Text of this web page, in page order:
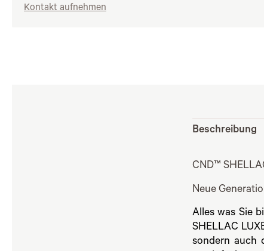
Kontakt aufnehmen
Beschreibung
CND™
Neue
Alles was Sie
SHELLAC
sondern auch